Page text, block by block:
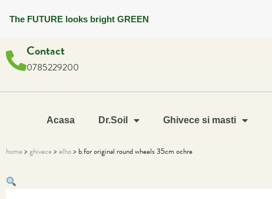
The FUTURE looks bright GREEN
Contact
0785229200
Acasa Dr.Soil Ghivece si masti
home>ghivece>elho> b.for original round wheels 35cm ochre